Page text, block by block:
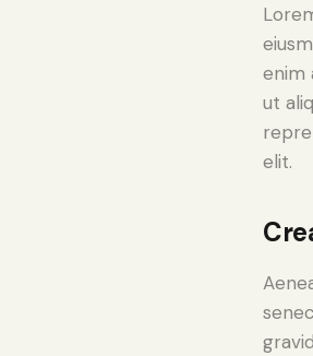
enim
ut
elit.